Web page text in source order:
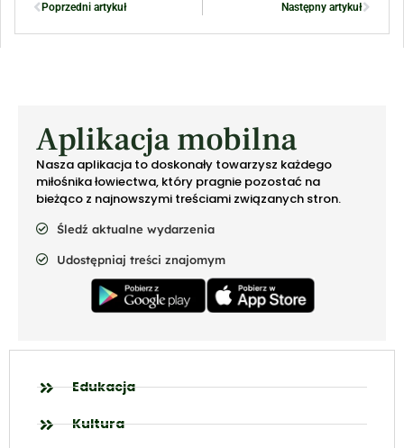
Poprzedni artykuł Następny artykuł
Aplikacja mobilna
Nasza aplikacja to doskonały towarzysz każdego
miłośnika łowiectwa, który pragnie pozostać na
bieżąco z najnowszymi treściami związanych stron.
Śledź aktualne wydarzenia
Udostępniaj treści znajomym
Edukacja
Kultura